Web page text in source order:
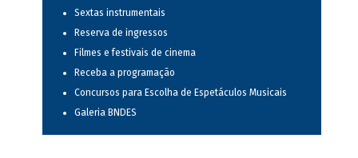
Sextas instrumentais
Reserva de ingressos
Filmes e festivais de cinema
Receba a programação
Concursos para Escolha de Espetáculos Musicais
Galeria BNDES